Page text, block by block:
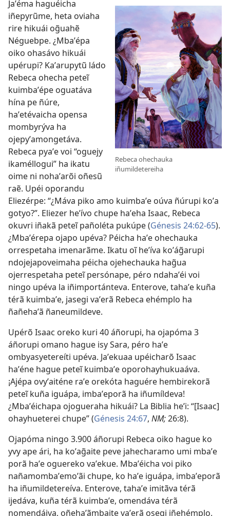
Rebeca ohechauka
iñumildetereiha
Jaʼéma haguéicha
iñepyrũme, heta oviaha
rire hikuái og̃uahẽ
Néguebpe. ¿Mbaʼépa
oiko ohasávo hikuái
upérupi? Kaʼarupytũ ládo
Rebeca ohecha peteĩ
kuimbaʼépe oguatáva
hína pe ñúre,
haʼetévaicha opensa
mombyrýva ha
ojepyʼamongetáva.
Rebeca pyaʼe voi “oguejy
ikaméllogui” ha ikatu
oime ni nohaʼarõi oñesũ
raẽ. Upéi oporandu
Eliezérpe: “¿Máva piko amo kuimbaʼe oúva ñúrupi koʼa
gotyo?”. Eliezer heʼívo chupe haʼeha Isaac, Rebeca
okuvri iñakã peteĩ pañoléta pukúpe (Génesis 24:62-65).
¿Mbaʼérepa ojapo upéva? Péicha haʼe ohechauka
orrespetaha imenarãme. Ikatu oĩ heʼíva koʼág̃arupi
ndojejapoveimaha péicha ojehechauka hag̃ua
ojerrespetaha peteĩ persónape, péro ndahaʼéi voi
ningo upéva la iñimportánteva. Enterove, tahaʼe kuña
térã kuimbaʼe, jasegi vaʼerã Rebeca ehémplo ha
ñañehaʼã ñaneumildeve.
Upérõ Isaac oreko kuri 40 áñorupi, ha ojapóma 3
áñorupi omano hague isy Sara, péro haʼe
ombyasyetereíti upéva. Jaʼekuaa upéicharõ Isaac
haʼéne hague peteĩ kuimbaʼe oporohayhukuaáva.
¡Ajépa ovyʼaiténe raʼe orekóta haguére hembirekorã
peteĩ kuña iguápa, imbaʼeporã ha iñumíldeva!
¿Mbaʼéichapa ojogueraha hikuái? La Biblia heʼi: “[Isaac]
ohayhueterei chupe” (Génesis 24:67, NM;26:8).
Ojapóma ningo 3.900 áñorupi Rebeca oiko hague ko
yvy ape ári, ha koʼag̃aite peve jahecharamo umi mbaʼe
porã haʼe oguereko vaʼekue. Mbaʼéicha voi piko
nañamombaʼemoʼãi chupe, ko haʼe iguápa, imbaʼeporã
ha iñumildetereíva. Enterove, tahaʼe imitãva térã
ijedáva, kuña térã kuimbaʼe, omendáva térã
nomendáiva, oñehaʼãmbaite vaʼerã osegi iñehémplo.